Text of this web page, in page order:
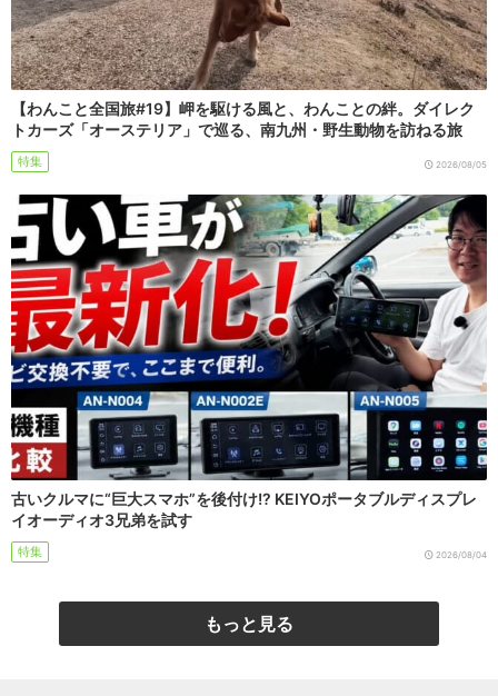
【わんこと全国旅#19】岬を駆ける風と、わんことの絆。ダイレク
トカーズ「オーステリア」で巡る、南九州・野生動物を訪ねる旅
特集 2026/08/05
古いクルマに“巨大スマホ”を後付け!? KEIYOポータブルディスプレ
イオーディオ3兄弟を試す
特集 2026/08/04
もっと見る